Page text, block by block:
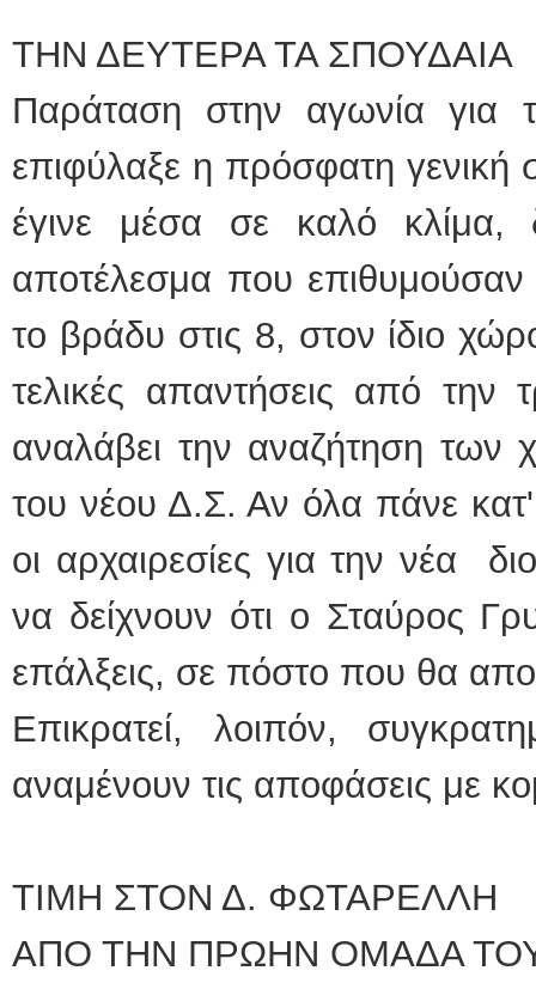
ΤΗΝ ΔΕΥΤΕΡΑ ΤΑ ΣΠΟΥΔΑΙΑ
Παράταση στην αγωνία για
επιφύλαξε η πρόσφατη γενική
έγινε μέσα σε καλό
αποτέλεσμα που επιθυμούσαν
το βράδυ στις 8, στον ίδιο
τελικές απαντήσεις από την
αναλάβει την αναζήτηση των
του νέου Δ.Σ. Αν όλα πάνε κατ'
οι αρχαιρεσίες για την νέα
να δείχνουν ότι ο Σταύρος
επάλξεις, σε πόστο που θα
Επικρατεί, λοιπόν,
αναμένουν τις αποφάσεις με
ΤΙΜΗ ΣΤΟΝ Δ. ΦΩΤΑΡΕΛΛΗ
ΑΠΟ ΤΗΝ ΠΡΩΗΝ ΟΜΑΔΑ